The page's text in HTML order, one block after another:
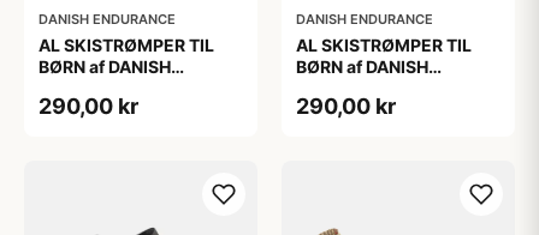
DANISH ENDURANCE
AL SKISTRØMPER TIL
BØRN af DANISH
35-38
290,00 kr
DANISH ENDURANCE
AL SKISTRØMPER TIL
BØRN af DANISH
Lysegrå/Lyserød, 35-38
290,00 kr